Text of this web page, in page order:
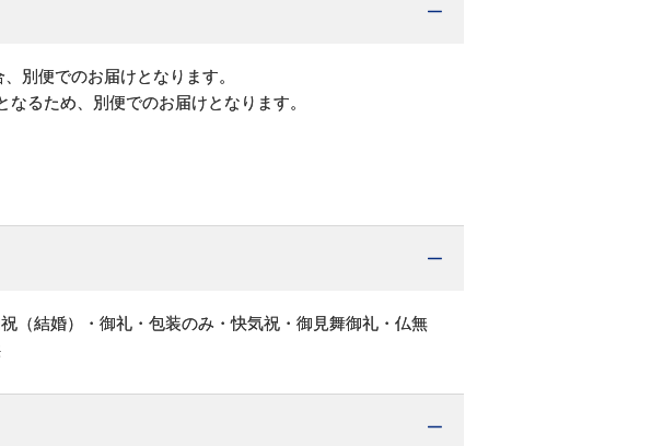
別便でのお届けとなります。
るため、別便でのお届けとなります。
（結婚）・御礼・包装のみ・快気祝・御見舞御礼・仏無